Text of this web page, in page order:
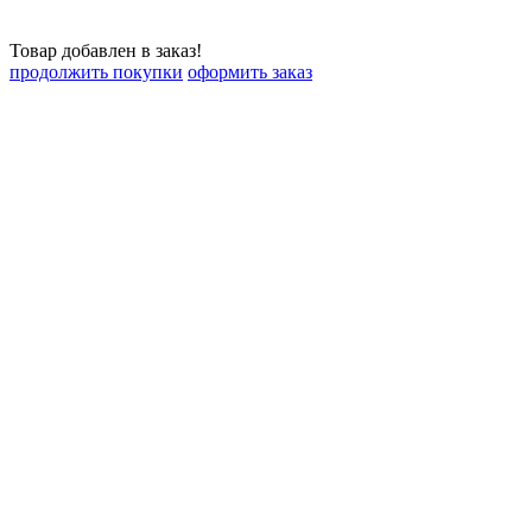
Товар добавлен в заказ!
продолжить покупки оформить заказ